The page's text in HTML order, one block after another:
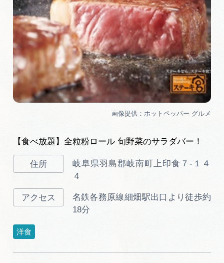
【食べ放題】全粒粉ロール 旬野菜のサラダバー！
岐阜県羽島郡岐南町上印食７-１４
４
名鉄各務原線細畑駅出口より徒歩約
18分
洋食